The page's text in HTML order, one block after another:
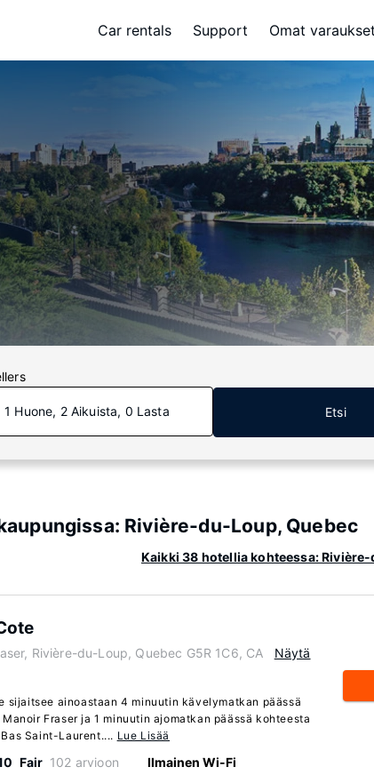
Car rentals Support Omat varaukset
1 Huone, 2 Aikuista, 0 Lasta Etsi
Rivière-du-Loup, Quebec
Kaikki 38 hotellia kohteessa:
Rivière-du-Loup, Quebec G5R 1C6, CA
Näytä
sijaitsee ainoastaan 4 minuutin kävelymatkan päässä
Fraser ja 1 minuutin ajomatkan päässä kohteesta
Saint-Laurent.... Lue Lisää
Fair 102 arvioon Ilmainen Wi-Fi